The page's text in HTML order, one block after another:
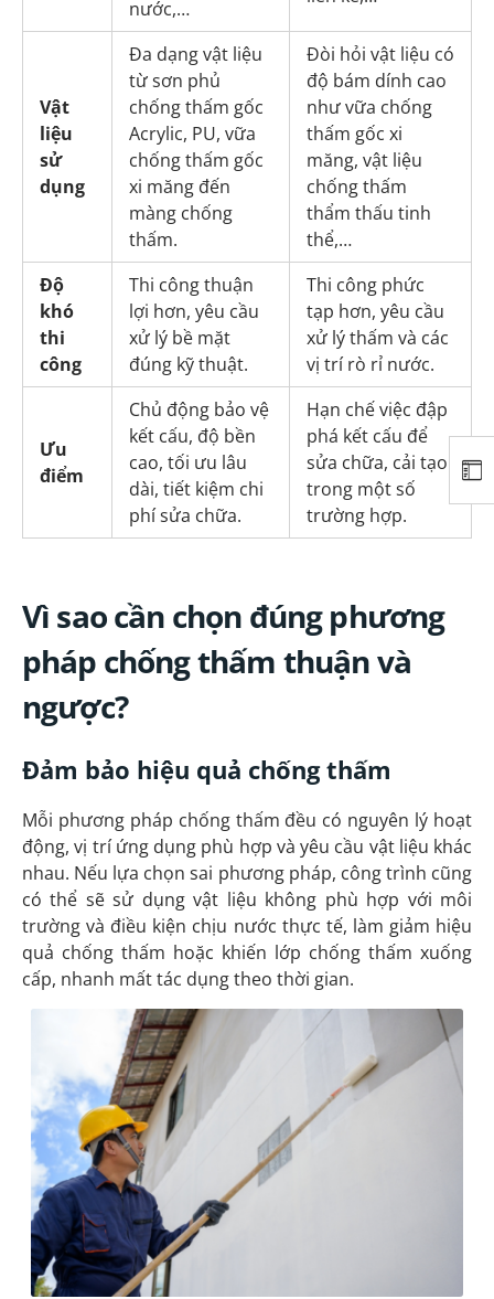
nước,…
Vật
liệu
sử
dụng
Đa dạng vật liệu
từ sơn phủ
chống thấm gốc
Acrylic, PU, vữa
chống thấm gốc
xi măng đến
màng chống
thấm.
Đòi hỏi vật liệu có
độ bám dính cao
như vữa chống
thấm gốc xi
măng, vật liệu
chống thấm
thẩm thấu tinh
thể,…
Độ
khó
thi
công
Thi công thuận
lợi hơn, yêu cầu
xử lý bề mặt
đúng kỹ thuật.
Thi công phức
tạp hơn, yêu cầu
xử lý thấm và các
vị trí rò rỉ nước.
Ưu
điểm
Chủ động bảo vệ
kết cấu, độ bền
cao, tối ưu lâu
dài, tiết kiệm chi
phí sửa chữa.
Hạn chế việc đập
phá kết cấu để
sửa chữa, cải tạo
trong một số
trường hợp.
Vì sao cần chọn đúng phương
pháp chống thấm thuận và
ngược?
Đảm bảo hiệu quả chống thấm
Mỗi phương pháp chống thấm đều có nguyên lý hoạt
động, vị trí ứng dụng phù hợp và yêu cầu vật liệu khác
nhau. Nếu lựa chọn sai phương pháp, công trình cũng
có thể sẽ sử dụng vật liệu không phù hợp với môi
trường và điều kiện chịu nước thực tế, làm giảm hiệu
quả chống thấm hoặc khiến lớp chống thấm xuống
cấp, nhanh mất tác dụng theo thời gian.